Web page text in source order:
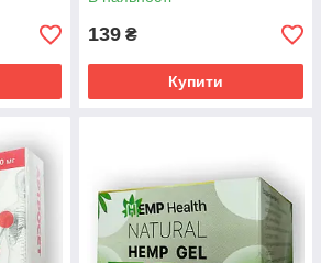
139 ₴
Купити